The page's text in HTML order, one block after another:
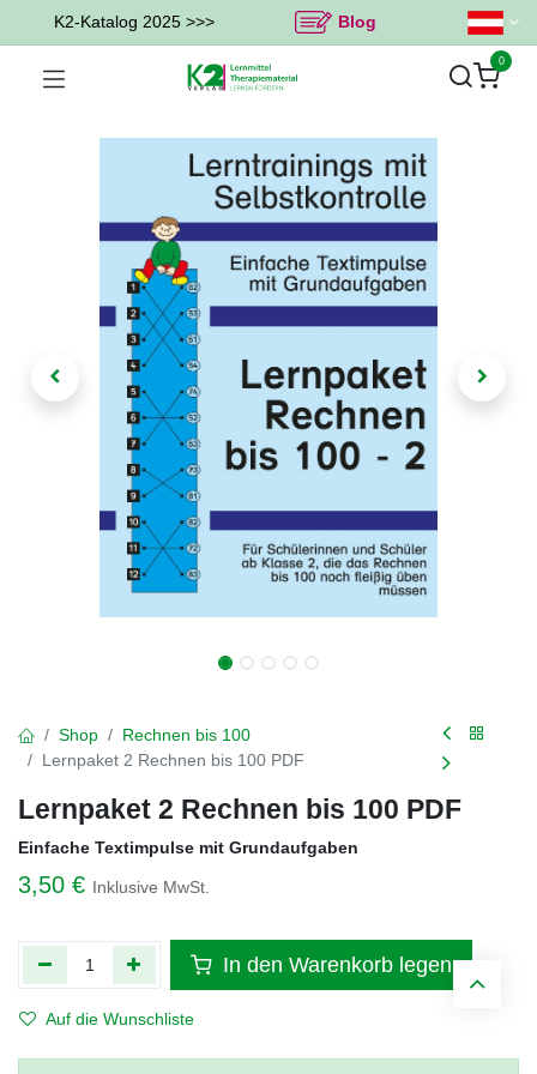
K2-Katalog 2025 >>> Blog
0
Shop
Rechnen bis 100
Lernpaket 2 Rechnen bis 100 PDF
Lernpaket 2 Rechnen bis 100 PDF
Einfache Textimpulse mit Grundaufgaben
3,50 € Inklusive MwSt.
In den Warenkorb legen
Auf die Wunschliste